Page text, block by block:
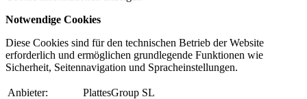
Notwendige Cookies
Diese Cookies sind für den technischen Betrieb der Website
erforderlich und ermöglichen grundlegende Funktionen wie
Sicherheit, Seitennavigation und Spracheinstellungen.
Anbieter:
PlattesGroup SL